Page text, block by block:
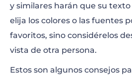
y similares harán que su
elija los colores o las fuentes
favoritos, sino considérelos
vista de otra persona.
Estos son algunos consejos